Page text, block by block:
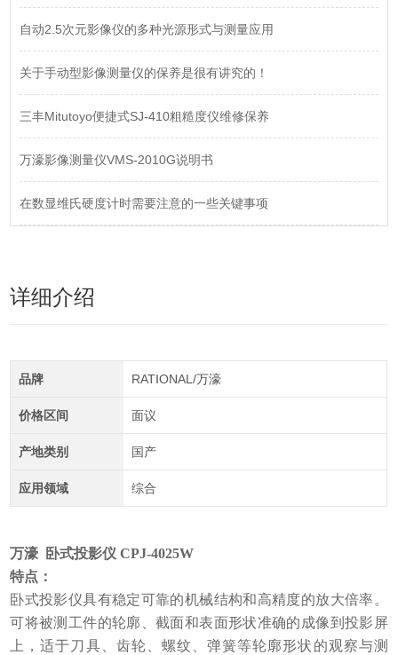
自动2.5次元影像仪的多种光源形式与测量应用
关于手动型影像测量仪的保养是很有讲究的！
三丰Mitutoyo便捷式SJ-410粗糙度仪维修保养
万濠影像测量仪VMS-2010G说明书
在数显维氏硬度计时需要注意的一些关键事项
详细介绍
品牌 RATIONAL/万濠
价格区间 面议
产地类别 国产
应用领域 综合
万濠 卧式投影仪 CPJ-4025W
特点：
卧式投影仪具有稳定可靠的机械结构和高精度的放大倍率。
可将被测工件的轮廓、截面和表面形状准确的成像到投影屏
上，适于刀具、齿轮、螺纹、弹簧等轮廓形状的观察与测